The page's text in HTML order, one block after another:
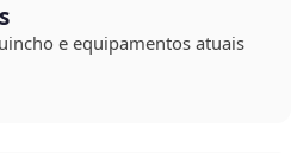
e equipamentos atuais